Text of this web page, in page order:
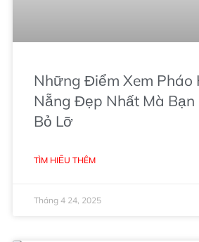
Những Điểm Xem Pháo
Nẵng Đẹp Nhất Mà Bạn
Bỏ Lỡ
TÌM HIỂU THÊM
Tháng 4 24, 2025